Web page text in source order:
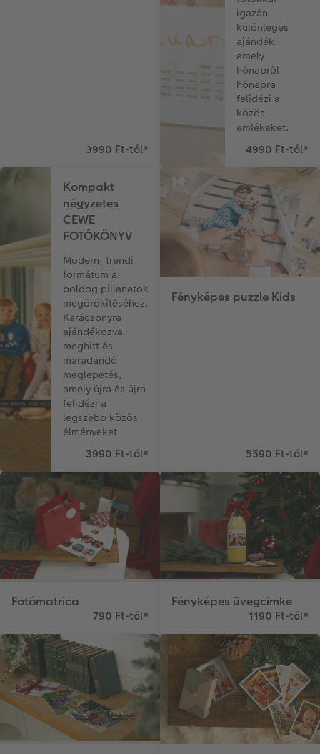
3990 Ft-tól*
igazán
különleges
ajándék,
amely
hónapról
hónapra
felidézi a
közös
emlékeket.
4990 Ft-tól*
Kompakt
négyzetes
CEWE
FOTÓKÖNYV
Modern, trendi
formátum a
boldog pillanatok
megörökítéséhez.
Karácsonyra
ajándékozva
meghitt és
maradandó
meglepetés,
amely újra és újra
felidézi a
legszebb közös
élményeket.
3990 Ft-tól*
Fényképes puzzle Kids
5590 Ft-tól*
Fotómatrica
790 Ft-tól*
Fényképes üvegcímke
1190 Ft-tól*